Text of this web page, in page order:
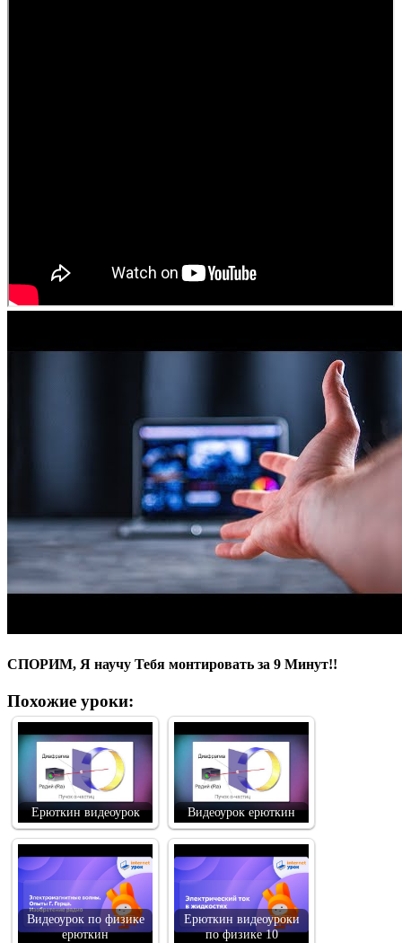
СПОРИМ, Я научу Тебя монтировать за 9 Минут!!
Похожие уроки:
Ерюткин видеоурок Видеоурок ерюткин
Видеоурок по физике
ерюткин
Ерюткин видеоуроки
по физике 10